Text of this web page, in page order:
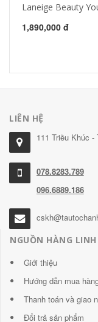
Laneige Beauty
1,890,000 đ
LIÊN HỆ
111 Triều Khúc -
078.8283.789
096.6889.186
NGUỒN HÀNG LINH
Giới thiệu
Hướng dẫn mua
Thanh toán và giao
Đổi trả sản phẩm